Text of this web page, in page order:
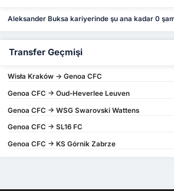
Aleksander Buksa kariyerinde şu ana kadar 0
Transfer Geçmişi
Wisła Kraków -> Genoa CFC
Genoa CFC -> Oud-Heverlee Leuven
Genoa CFC -> WSG Swarovski Wattens
Genoa CFC -> SL16 FC
Genoa CFC -> KS Górnik Zabrze